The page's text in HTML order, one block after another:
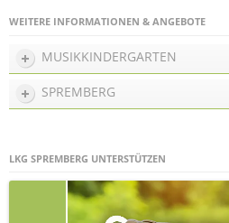
WEITERE INFORMATIONEN & ANGEBOTE
MUSIKKINDERGARTEN
SPREMBERG
LKG SPREMBERG UNTERSTÜTZEN